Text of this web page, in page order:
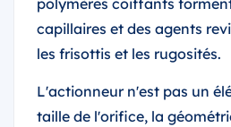
capillaires et des agents
les frisottis et les rugosités.
L'actionneur n'est pas un
taille de l'orifice, la